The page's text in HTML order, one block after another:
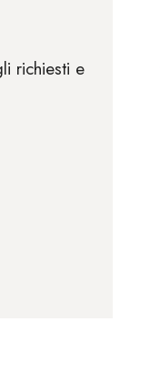
richiesti e